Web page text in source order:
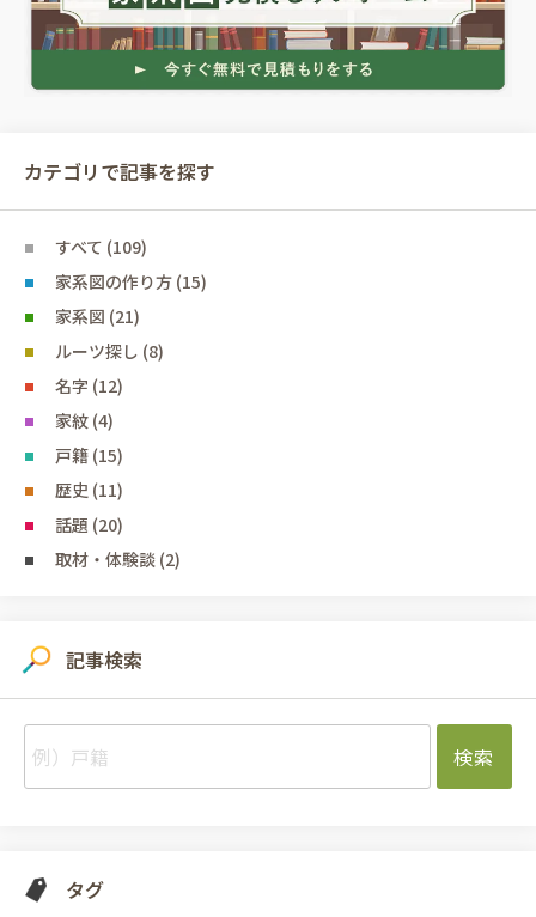
カテゴリで記事を探す
すべて (109)
家系図の作り方 (15)
家系図 (21)
ルーツ探し (8)
名字 (12)
家紋 (4)
戸籍 (15)
歴史 (11)
話題 (20)
取材・体験談 (2)
記事検索
タグ